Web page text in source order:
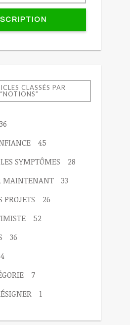
CLASSÉS PAR
“NOTIONS”
36
45
SYMPTÔMES
28
MAINTENANT
33
PROJETS
26
52
36
7
1